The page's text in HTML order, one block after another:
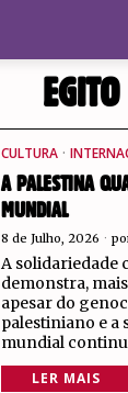
EGITO
CULTURA ·
A PALESTINA
MUNDIAL
8 de Julho, 2026
A solidariedade
demonstra,
apesar do
palestiniano e a
mundial
LER MAIS